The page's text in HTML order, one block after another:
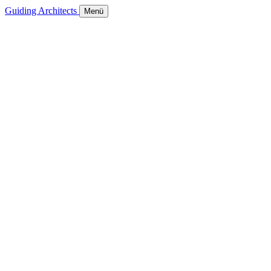
Guiding Architects Menü